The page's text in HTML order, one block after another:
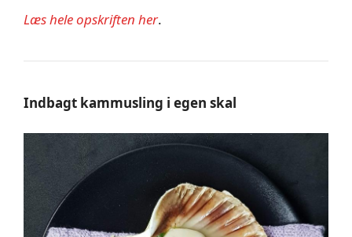
Læs hele opskriften her.
Indbagt kammusling i egen skal